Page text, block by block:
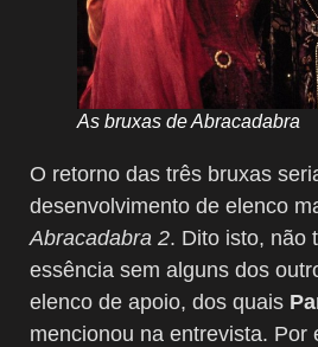
As bruxas de Abracadabra
O retorno das três bruxas
desenvolvimento de elenco
Abracadabra 2. Dito isto, não
essência sem alguns dos
elenco de apoio, dos quais
mencionou na entrevista. Por